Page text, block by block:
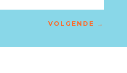
VOLGENDE →